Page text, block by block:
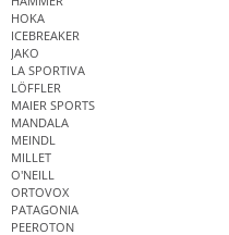
HOKA
ICEBREAKER
JAKO
LA SPORTIVA
LÖFFLER
MAIER SPORTS
MANDALA
MEINDL
MILLET
O'NEILL
ORTOVOX
PATAGONIA
PEEROTON